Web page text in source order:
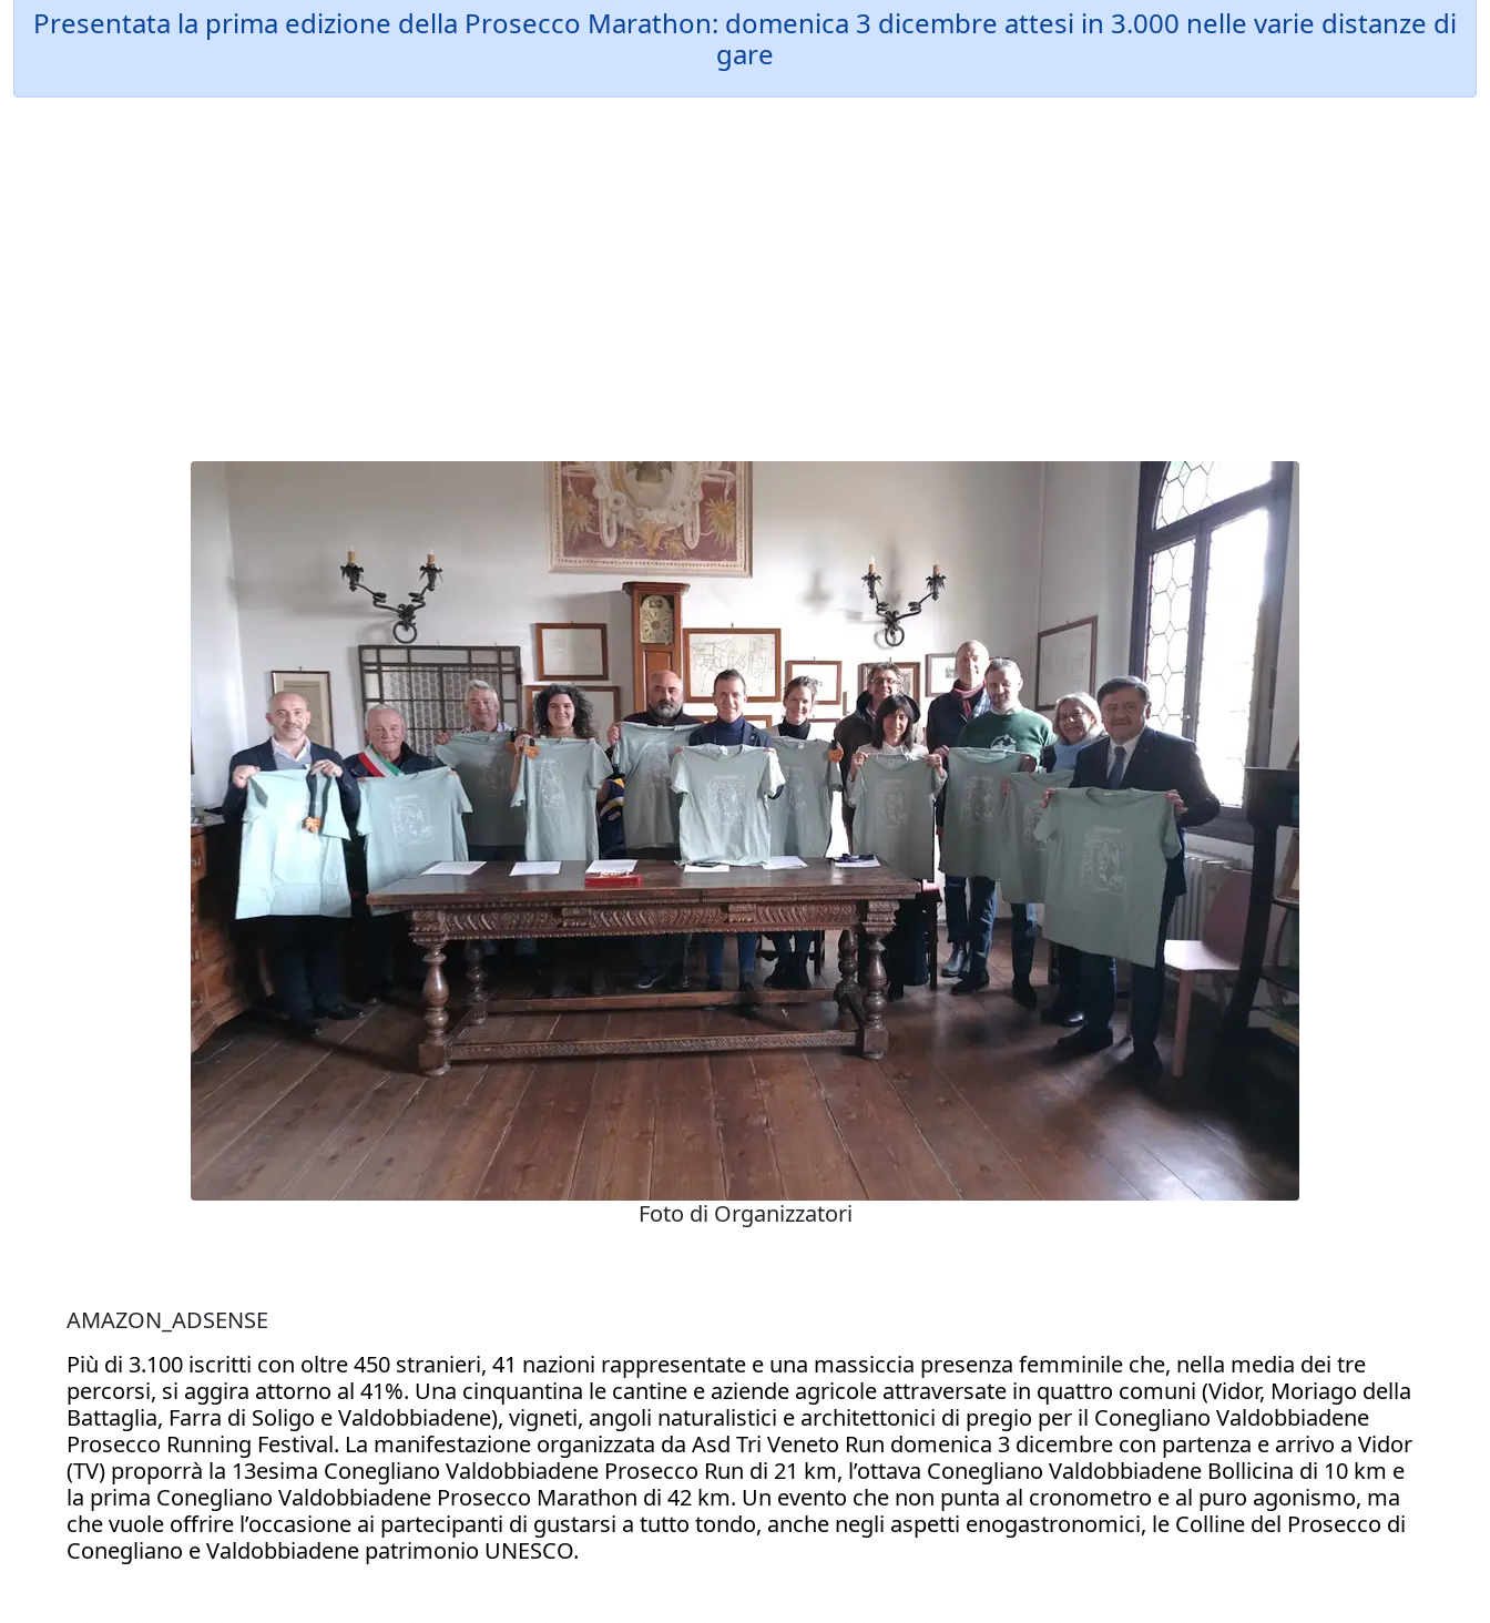
Presentata la prima edizione della Prosecco Marathon: domenica 3 dicembre attesi in 3.000 nelle varie distanze di
gare
Foto di Organizzatori
AMAZON_ADSENSE
Più di 3.100 iscritti con oltre 450 stranieri, 41 nazioni rappresentate e una massiccia presenza femminile che, nella media dei tre
percorsi, si aggira attorno al 41%. Una cinquantina le cantine e aziende agricole attraversate in quattro comuni (Vidor, Moriago della
Battaglia, Farra di Soligo e Valdobbiadene), vigneti, angoli naturalistici e architettonici di pregio per il Conegliano Valdobbiadene
Prosecco Running Festival. La manifestazione organizzata da Asd Tri Veneto Run domenica 3 dicembre con partenza e arrivo a Vidor
(TV) proporrà la 13esima Conegliano Valdobbiadene Prosecco Run di 21 km, l’ottava Conegliano Valdobbiadene Bollicina di 10 km e
la prima Conegliano Valdobbiadene Prosecco Marathon di 42 km. Un evento che non punta al cronometro e al puro agonismo, ma
che vuole offrire l’occasione ai partecipanti di gustarsi a tutto tondo, anche negli aspetti enogastronomici, le Colline del Prosecco di
Conegliano e Valdobbiadene patrimonio UNESCO.